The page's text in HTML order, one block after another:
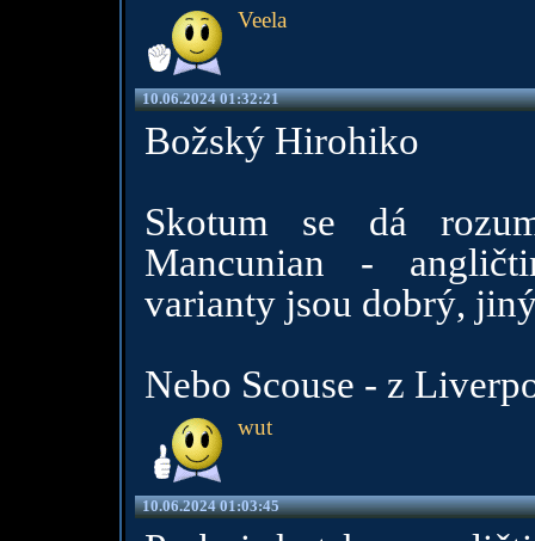
Veela
10.06.2024 01:32:21
Božský Hirohiko
Skotum se dá
Mancunian -
varianty jsou dobrý,
Nebo Scouse - z
wut
10.06.2024 01:03:45